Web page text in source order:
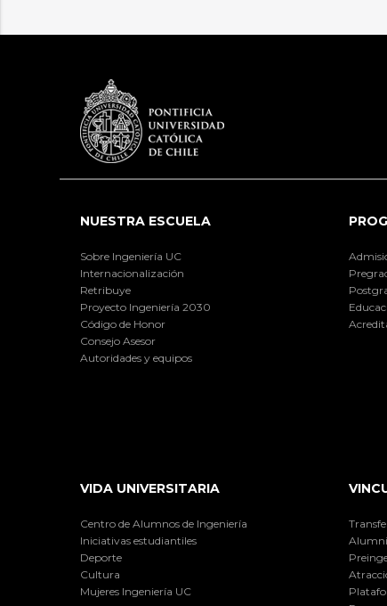
NUESTRA ESCUELA
Sobre Ingeniería UC
Internacionalización
Retribuye
Proyecto Ingeniería 2030
Código de Honor
Consejo Asesor
Autoridades y equipos
VIDA UNIVERSITARIA
Centro de Alumnos de Ingeniería
Iniciativas estudiantiles
Deporte
Cultura
Mujeres Ingeniería UC